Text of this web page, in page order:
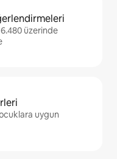
üzerinde
uygun